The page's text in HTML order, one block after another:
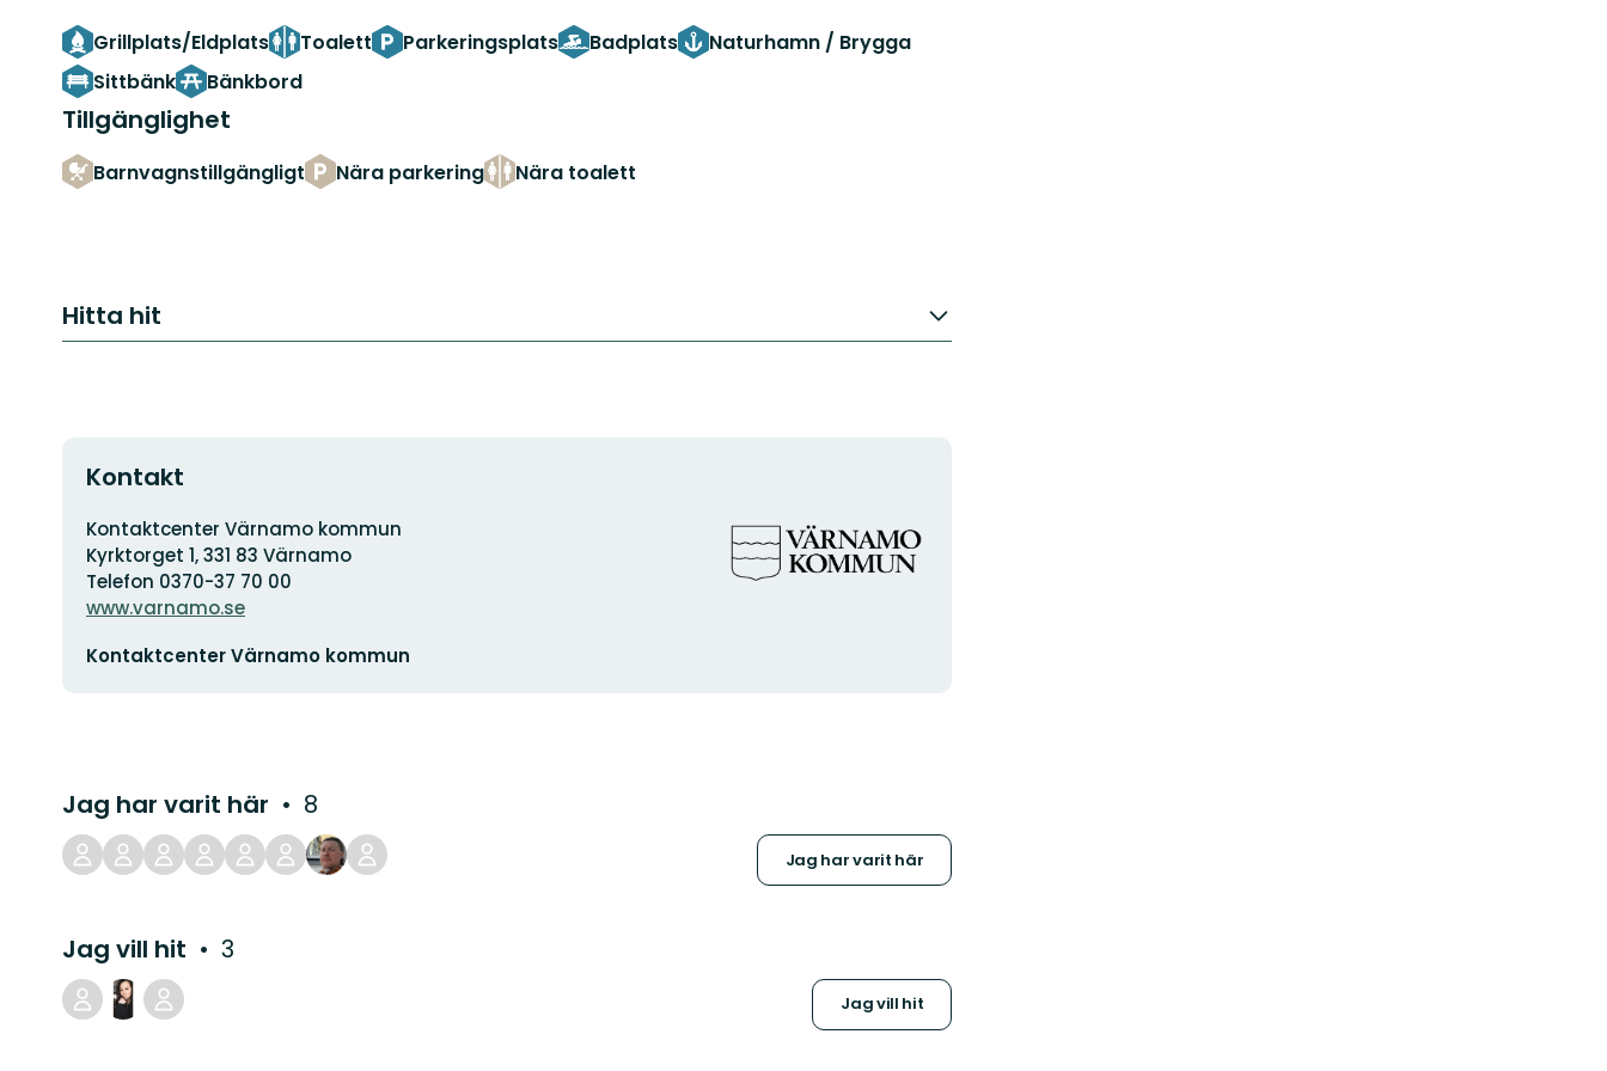
Grillplats/Eldplats Toalett Parkeringsplats Badplats
Naturhamn / Brygga
Sittbänk
Bänkbord
Tillgänglighet
Barnvagnstillgängligt Nära parkering Nära toalett
Hitta hit
Kontakt
Adress
Kontaktcenter Värnamo kommun
Kyrktorget 1, 331 83 Värnamo
Telefon 0370-37 70 00
www.varnamo.se
postadress
Kontaktcenter Värnamo kommun
Organisationens
logotyp
Jag har varit här 8
Jag har varit här
Jag vill hit 3
Jag vill hit